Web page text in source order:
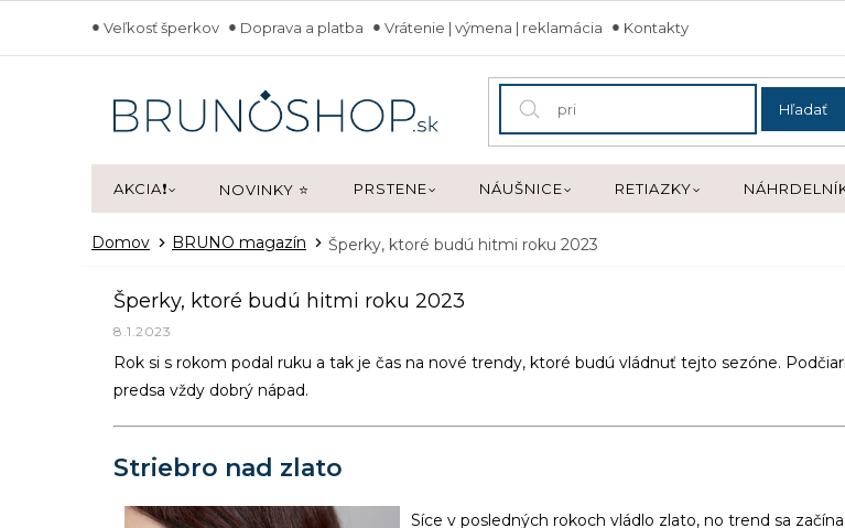
obsah
Veľkosť šperkov Doprava a platba Vrátenie | výmena | reklamácia Kontakty
Hľadať
AKCIA❗ NOVINKY ⭐ PRSTENE NÁUŠNICE RETIAZKY
Domov BRUNO magazín Šperky, ktoré budú hitmi roku 2023
Šperky, ktoré budú hitmi roku 2023
8.1.2023
Rok si s rokom podal ruku a tak je čas na nové trendy, ktoré budú vládnuť tejto sezóne.
predsa vždy dobrý nápad.
Striebro nad zlato
Síce v posledných rokoch vládlo zlato, no trend sa